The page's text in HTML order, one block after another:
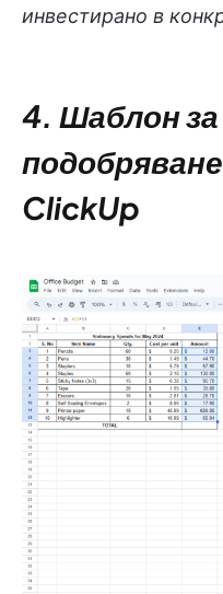
инвестирано в
4. Шаблон
ClickUp